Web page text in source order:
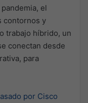
el
contornos y
trabajo híbrido, un
conectan desde
para
por Cisco